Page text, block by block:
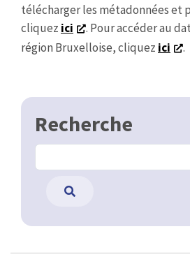
télécharger les métadonnées et
cliquez ici
. Pour accéder au
région Bruxelloise, cliquez ici .
Recherche